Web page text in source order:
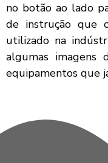
no botão ao lado
de instrução que
utilizado na
algumas imagens
equipamentos que